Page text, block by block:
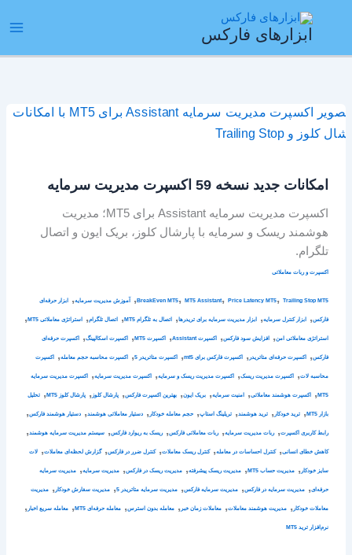
ابزارهای فارکس
امکانات جدید نسخه 59 اکسپرت مدیریت سرمایه
اکسپرت مدیریت سرمایه Assistant برای MT5؛ مدیریت
هوشمند ریسک و سرمایه با پارشال کلوز، بریک ایون و اتصال
تلگرام.
اکسپرت و ربات معاملاتی
BreakEven MT5,MT5 Assistant,Price Latency MT5,Trailing Stop MT5
,آموزش مدیریت سرمایه, ابزار حرفه‌ای
فارکس, ابزار کنترل سرمایه, ابزار مدیریت سرمایه برای تریدرها, اتصال به تلگرام MT5 , اتصال تلگرام, استراتژی معاملاتی MT5 ,
استراتژی معاملاتی امن, افزایش سود فارکس, اکسپرت Assistant , اکسپرت MT5 , اکسپرت اسکالپینگ, اکسپرت حرفه‌ای
فارکس, اکسپرت حرفه‌ای متاتریدر , اکسپرت فارکس برای mt5 , اکسپرت متاتریدر 5 , اکسپرت محاسبه حجم معامله, اکسپرت
محاسبه لات, اکسپرت مدیریت ریسک, اکسپرت مدیریت ریسک و سرمایه, اکسپرت مدیریت سرمایه, اکسپرت مدیریت سرمایه
MT5
, اکسپرت هوشمند معاملاتی, امنیت سرمایه, بریک ایون, بهترین اکسپرت فارکس, پارشال کلوز , پارشال کلوز MT5 , تحلیل
بازار MT5 , ترید خودکار , ترید هوشمند, تریلینگ استاپ, حجم معامله خودکار , دستیار معاملاتی هوشمند, دستیار هوشمند فارکس,
رابط کاربری اکسپرت,ربات مدیریت سرمایه,ربات معاملاتی فارکس,ریسک به ریوارد فارکس, سیستم مدیریت سرمایه هوشمند,
کاهش خطای انسانی,کنترل احساسات در معامله,کنترل ریسک معاملات,کنترل ضرر در فارکس,گزارش لحظه‌ای معاملات, لات
سایز خودکار , مدیریت حساب MT5 , مدیریت ریسک پیشرفته, مدیریت ریسک در فارکس, مدیریت سرمایه, مدیریت سرمایه
حرفه‌ای, مدیریت سرمایه در فارکس, مدیریت سرمایه فارکس, مدیریت سرمایه متاتریدر 5 , مدیریت سفارش خودکار , مدیریت
معاملات خودکار , مدیریت هوشمند معاملات, معاملات زمان خبر , معامله بدون استرس, معامله حرفه‌ای MT5 , معامله سریع اخبار ,
نرم‌افزار ترید MT5
امکانات
جدید
اکسپرت
مدیریت